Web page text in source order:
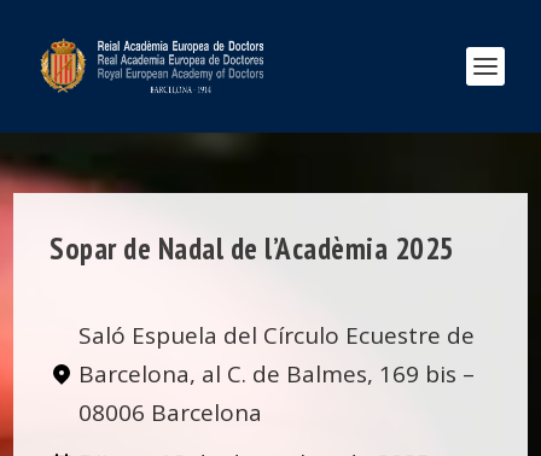
Sopar de Nadal de l’Acadèmia 2025
Saló Espuela del Círculo Ecuestre de
Barcelona, al C. de Balmes, 169 bis –
08006 Barcelona